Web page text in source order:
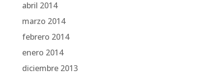
abril 2014
marzo 2014
febrero 2014
enero 2014
diciembre 2013